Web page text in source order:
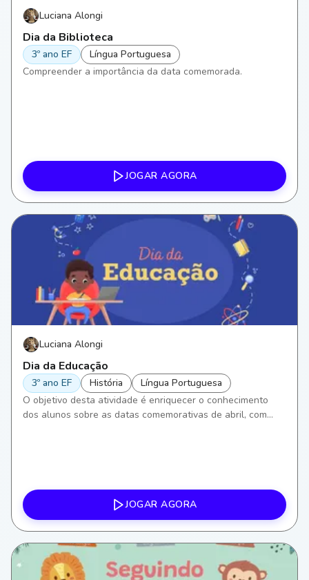
Luciana Alongi
Dia da Biblioteca
3º ano EF
Língua Portuguesa
Compreender a importância da data comemorada.
JOGAR AGORA
Luciana Alongi
Dia da Educação
3º ano EF História
Língua Portuguesa
O objetivo desta atividade é enriquecer o conhecimento
dos alunos sobre as datas comemorativas de abril, com
JOGAR AGORA